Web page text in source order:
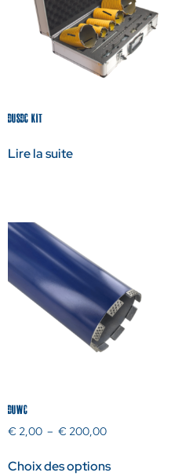
DUSDC KIT
Lire la suite
DUWC
€ 2,00 – € 200,00
Choix des options